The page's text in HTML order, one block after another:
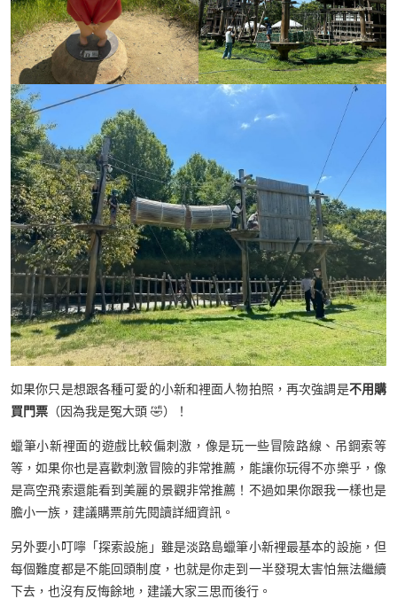
如果你只是想跟各種可愛的小新和裡面人物拍照，再次強調是不用購
買門票 （因為我是冤大頭 🤣）！
蠟筆小新裡面的遊戲比較偏刺激，像是玩一些冒險路線、吊鋼索等
等，如果你也是喜歡刺激冒險的非常推薦，能讓你玩得不亦樂乎，像
是高空飛索還能看到美麗的景觀非常推薦！不過如果你跟我一樣也是
膽小一族，建議購票前先閱讀詳細資訊。
另外要小叮嚀「探索設施」雖是淡路島蠟筆小新裡最基本的設施，但
每個難度都是不能回頭制度，也就是你走到一半發現太害怕無法繼續
下去，也沒有反悔餘地，建議大家三思而後行。